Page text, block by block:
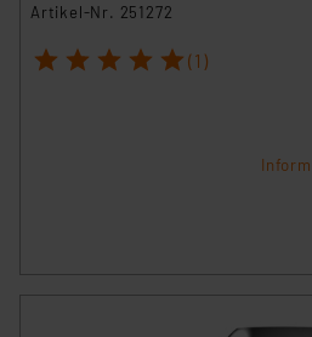
Artikel-Nr. 251272
1 2 3 4 5 (1)